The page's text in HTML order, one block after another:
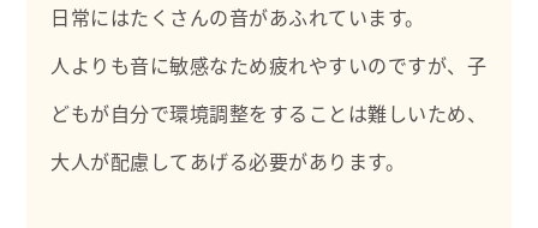
日常にはたくさんの音があふれています。
人よりも音に敏感なため疲れやすいのですが、子
どもが自分で環境調整をすることは難しいため、
大人が配慮してあげる必要があります。